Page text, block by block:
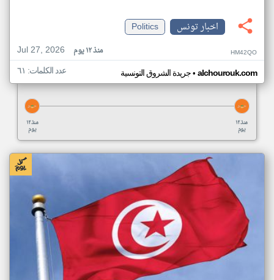
اخبار تونس
Politics
Jul 27, 2026
منذ ١٢ يوم HM42QO
جريدة الشروق التونسية• alchourouk.com عدد الكلمات: ٦١
منذ ١٢
يوم
منذ ١٢
يوم